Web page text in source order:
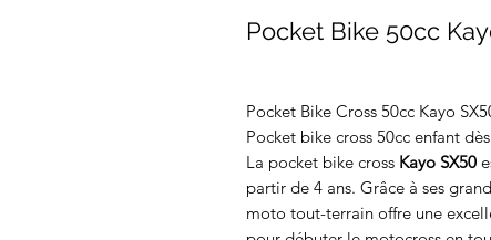
Pocket Bike 50cc
Pocket Bike Cross 50cc Kayo
Pocket bike cross 50cc enfant
La pocket bike cross Kayo SX50
partir de 4 ans. Grâce à ses
moto tout-terrain offre une